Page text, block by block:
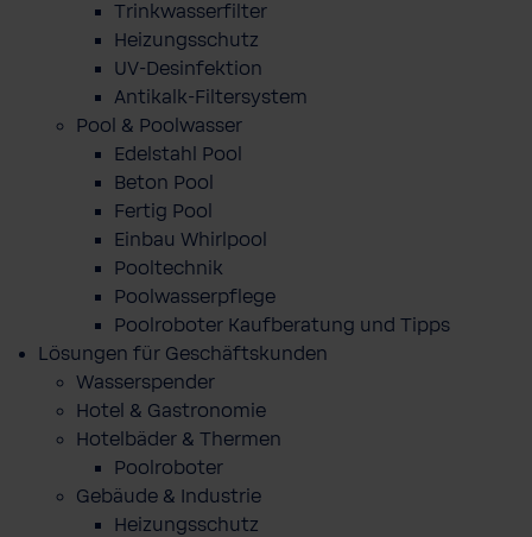
Trinkwasserfilter
Heizungsschutz
UV-Desinfektion
Antikalk-Filtersystem
Pool & Poolwasser
Edelstahl Pool
Beton Pool
Fertig Pool
Einbau Whirlpool
Pooltechnik
Poolwasserpflege
Poolroboter Kaufberatung und Tipps
Lösungen für Geschäftskunden
Wasserspender
Hotel & Gastronomie
Hotelbäder & Thermen
Poolroboter
Gebäude & Industrie
Heizungsschutz